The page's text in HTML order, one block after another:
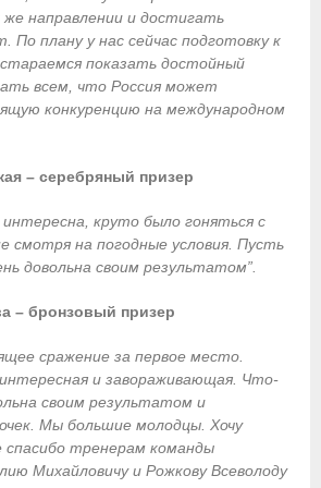
2016
(GMR)
направлении и достигать
По плану у нас сейчас подготовку к
показать достойный
всем, что Россия может
конкуренцию на международном
– серебряный призер
интересна, круто было гоняться с
смотря на погодные условия. Пусть
довольна своим результатом”.
– бронзовый призер
сражение за первое место.
интересная и завораживающая. Что-
своим результатом и
Мы большие молодцы. Хочу
спасибо тренерам команды
Михайловичу и Рожкову Всеволоду